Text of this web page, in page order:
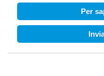
●Rumore di lavoro<45dB
●La tensione di
●La pressione dell'acqua
● Termostato OT
Per